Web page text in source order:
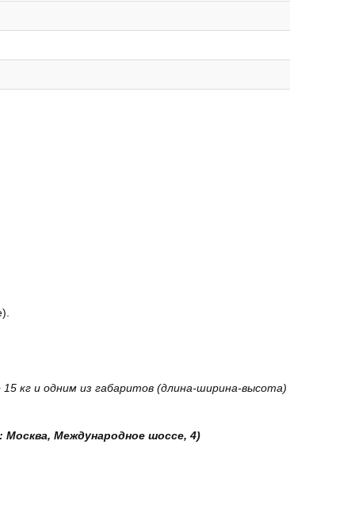
кг и одним из габаритов (длина-ширина-высота)
Москва, Международное шоссе, 4)